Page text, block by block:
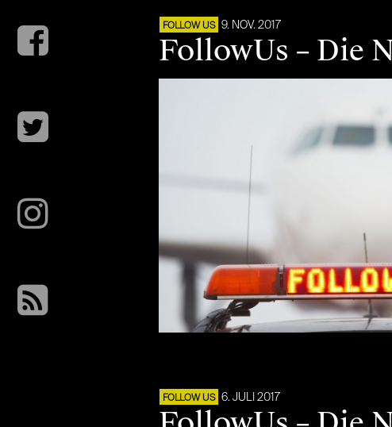
FOLLOW US 9. NOV. 2017
FollowUs – Die
FOLLOW US 6. JULI 2017